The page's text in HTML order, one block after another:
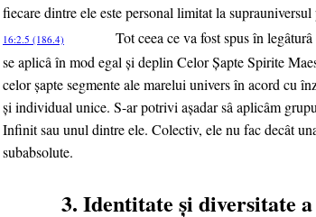
fiecare dintre ele este personal limitat la
16:2.5 (186.4)
Tot ceea ce va fost spus în
se aplicâ în mod egal şi deplin Celor Şapte Spirite
celor şapte segmente ale marelui univers în acord cu
şi individual unice. S-ar potrivi aşadar sâ aplicâm
Infinit sau unul dintre ele. Colectiv, ele nu fac decât
subabsolute.
3. Identitate şi diversitate